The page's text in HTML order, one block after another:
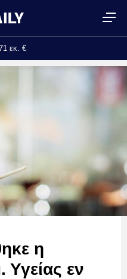
εκ. €
η
Υγείας εν